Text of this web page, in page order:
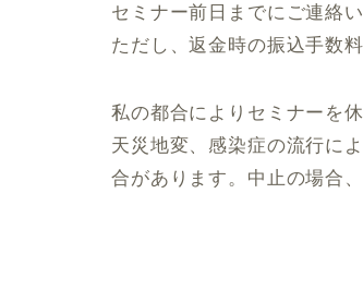
セミナー前日までにご連絡
ただし、返金時の振込手数
私の都合によりセミナーを
天災地変、感染症の流行に
合があります。中止の場合